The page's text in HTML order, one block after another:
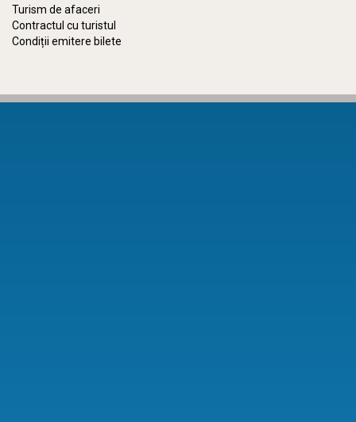
Turism de afaceri
Contractul cu turistul
Condiții emitere bilete